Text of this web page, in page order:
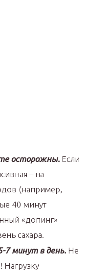
осторожны. Если
– на
(например,
40 минут
«допинг»
сахара.
7 минут в день. Не
Нагрузку